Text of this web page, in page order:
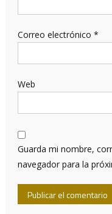
Correo electrónico *
Web
Guarda mi nombre,
navegador para la